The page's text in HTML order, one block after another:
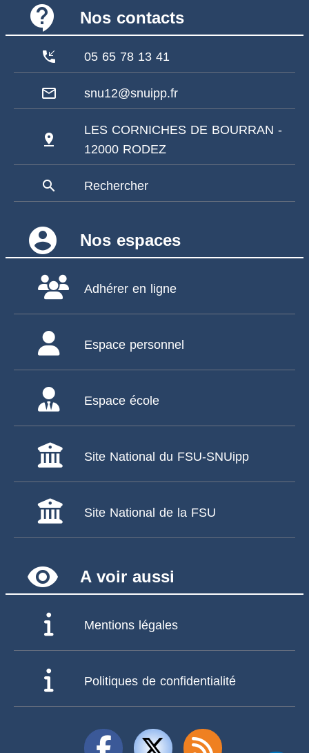
contact_support Nos contacts
phone_callback 05 65 78 13 41
mail_outline snu12@snuipp.fr
pin_drop
LES CORNICHES DE BOURRAN -
12000 RODEZ
search Rechercher
account_circle Nos espaces
Adhérer en ligne
Espace personnel
Espace école
Site National du FSU-SNUipp
Site National de la FSU
remove_red_eye A voir aussi
Mentions légales
Politiques de confidentialité